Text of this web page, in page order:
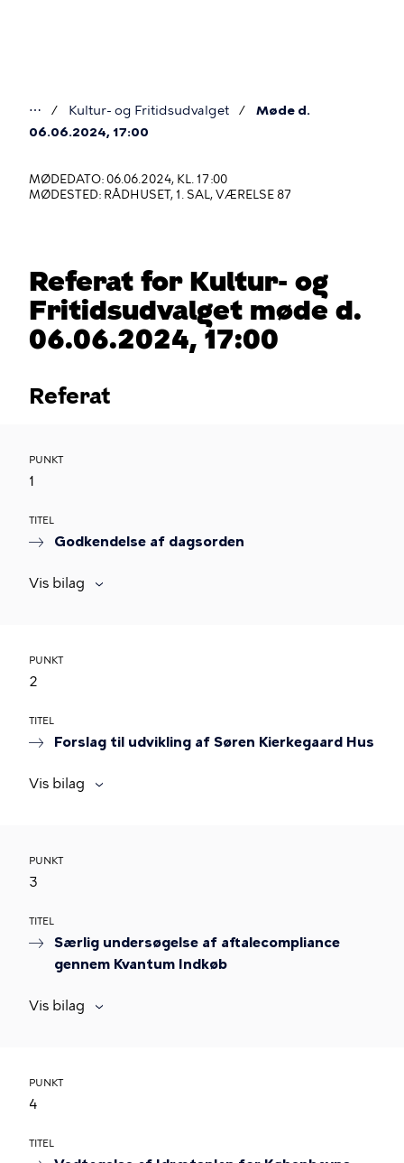
Du
her
⋯ Kultur- og Fritidsudvalget
Møde d.
06.06.2024, 17:00
MØDEDATO: 06.06.2024, KL. 17:00
MØDESTED: RÅDHUSET, 1. SAL, VÆRELSE 87
Referat for Kultur- og
Fritidsudvalget møde d.
06.06.2024, 17:00
Referat
PUNKT
1
TITEL
Godkendelse af dagsorden
Vis bilag
PUNKT
2
TITEL
Forslag til udvikling af Søren Kierkegaard Hus
Vis bilag
PUNKT
3
TITEL
Særlig undersøgelse af aftalecompliance
gennem Kvantum Indkøb
Vis bilag
PUNKT
4
TITEL